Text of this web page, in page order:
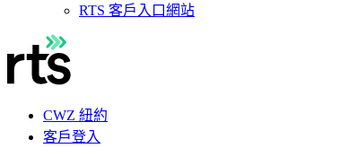
RTS 客戶入口網站
CWZ 紐約
客戶登入